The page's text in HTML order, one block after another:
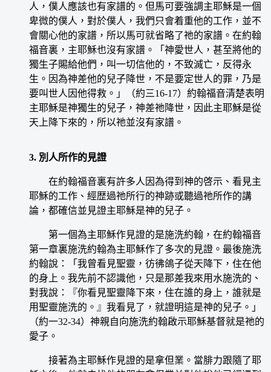
人，僕人應該也有家譜的。但馬可要強調主耶穌是一個
卑微的僕人，對於僕人，我們只會着重他的工作，並不
會關心他的家譜，所以馬可就省略了祂的家譜。在約翰
福音裏，主耶穌也沒有家譜。「神愛世人，甚至將他的
獨生子賜給他們，叫一切信他的，不致滅亡，反得永
生。因為神差他的兒子降世，不是要定世人的罪，乃是
要叫世人因他得救。」（約三16-17）約翰福音清楚表明
主耶穌是神獨生的兒子，神差祂降世，因此主耶穌是從
天上降下來的，所以祂並沒有家譜。
3. 別人所作的見證
在約翰福音裏有許多人因為得到神的啓示、看見主
耶穌的工作、經歴過祂所行的神跡或聽過祂所作的講
論，都確信並見證主耶穌是神的兒子。
第一個為主耶穌作見證的是施洗約翰，在約翰福音
第一章裏施洗約翰為主耶穌作了多次的見證。最後施洗
約翰說：「我曾看見聖靈，彷彿鴿子從天降下，住在他
的身上。我先前不認識他，只是那差我來用水施洗的、
對我說：『你看見聖靈降下來，住在誰的身上，誰就是
用聖靈施洗的。』我看見了，就證明這是神的兒子。」
（約一32-34）神親自向施洗約翰啟示耶穌基督就是祂的
愛子。
接著為主耶穌作見證的是拿但業。當腓力跟隨了耶